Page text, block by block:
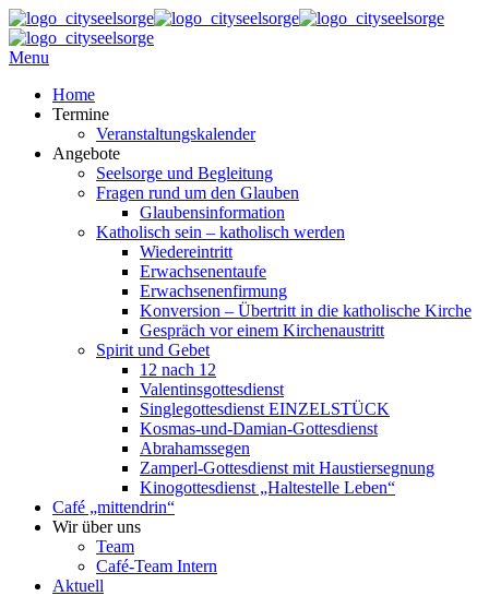
Menu
Home
Termine
Veranstaltungskalender
Angebote
Seelsorge und Begleitung
Fragen rund um den Glauben
Glaubensinformation
Katholisch sein – katholisch werden
Wiedereintritt
Erwachsenentaufe
Erwachsenenfirmung
Konversion – Übertritt in die katholische Kirche
Gespräch vor einem Kirchenaustritt
Spirit und Gebet
12 nach 12
Valentinsgottesdienst
Singlegottesdienst EINZELSTÜCK
Kosmas-und-Damian-Gottesdienst
Abrahamssegen
Zamperl-Gottesdienst mit Haustiersegnung
Kinogottesdienst „Haltestelle Leben“
Café „mittendrin“
Wir über uns
Team
Café-Team Intern
Aktuell